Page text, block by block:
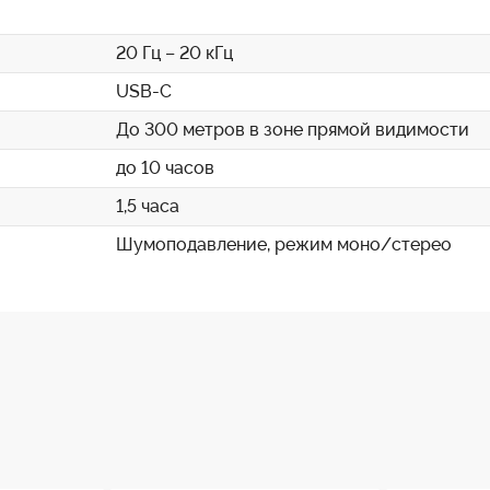
имеетдолгое время работы: Аккумуляторы
эффективно убирает фоновые шумы, сохраняя
- это идеальное решение для:
20 Гц – 20 кГц
USB-C
До 300 метров в зоне прямой видимости
до 10 часов
1,5 часа
Шумоподавление, режим моно/стерео